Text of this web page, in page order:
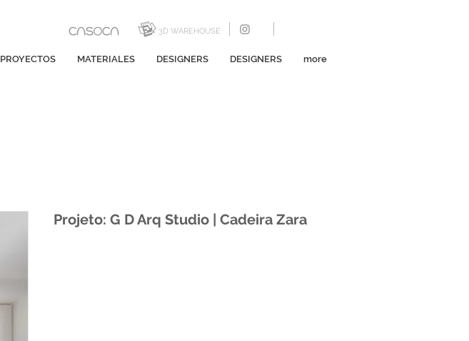
PROYECTOS MATERIALES DESIGNERS DESIGNERS more
3D WAREHOUSE
Projeto: G D Arq Studio | Cadeira Zara